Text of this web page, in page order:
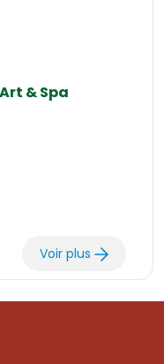
& Spa
Voir plus